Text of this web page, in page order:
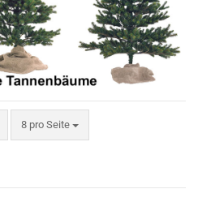
8 pro Seite
pro Seite